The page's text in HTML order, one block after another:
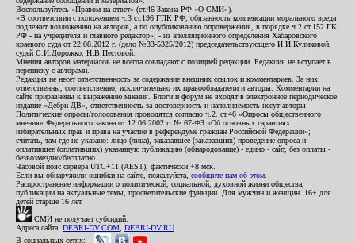
Воспользуйтесь «Правом на ответ» (ст.46 Закона РФ «О СМИ»).
«В соответствии с положением ч.3 ст.196 ГПК РФ, обязанность компенсации морального вреда
подлежит возложению на авторов, а по опубликованию опровержения, в порядке ч.2 ст.152 ГК
РФ - на учредителя и главного редактор», - из апелляционного определения Хабаровского
краевого суда от 22.08.2012 г. (дело №33-5325/2012) председательствующего И.И.Куликовой,
судей С.И.Дорожко, Н.В.Пестовой.
Мнения авторов материалов не всегда совпадают с позицией редакции. Редакция не вступает в
переписку с авторами.
Редакция не несет ответственность за содержание внешних ссылок и комментариев. За них
ответственны, соответственно, исключительно их правообладатели и авторы. Комментарии на
сайте приравнены к выражению мнения. Блоги и форум не входят в электронное периодическое
издание «Дебри-ДВ», ответственность за достоверность и наполняемость несут авторы.
Политические опросы/голосования проводятся согласно ч.2. ст.46 «Опросы общественного
мнения» Федерального закона от 12.06.2002 г. № 67-ФЗ «Об основных гарантиях
избирательных прав и права на участие в референдуме граждан Российской Федерации»;
считать, там где не указано: лицо (лица), заказавшее (заказавших) проведение опроса и
оплатившее (оплативших) указанную публикацию (обнародование) - едино - сайт, без оплаты -
безвозмездно/бесплатно.
Часовой пояс сервера UTC+11 (AEST), фактически +8 мск.
Если вы обнаружили ошибки на сайте, пожалуйста, сообщите нам об этом
Распространение информации о политической, социальной, духовной жизни общества,
публикации на актуальные темы, просветительские функции. Для мужчин и женщин. 16+ для
детей старше 16 лет.
СМИ не получает субсидий.
Адреса сайта: DEBRI-DV.COM DEBRI-DV.RU
В социальных сетях: